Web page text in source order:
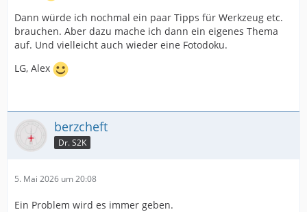
Dann würde ich nochmal ein paar Tipps für Werkzeug etc.
brauchen. Aber dazu mache ich dann ein eigenes Thema
auf. Und vielleicht auch wieder eine Fotodoku.
LG, Alex
berzcheft
Dr. S2K
5. Mai 2026 um 20:08
Ein Problem wird es immer geben.